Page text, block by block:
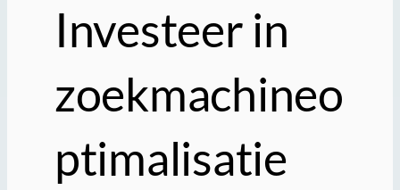
Investeer in
zoekmachineo
ptimalisatie